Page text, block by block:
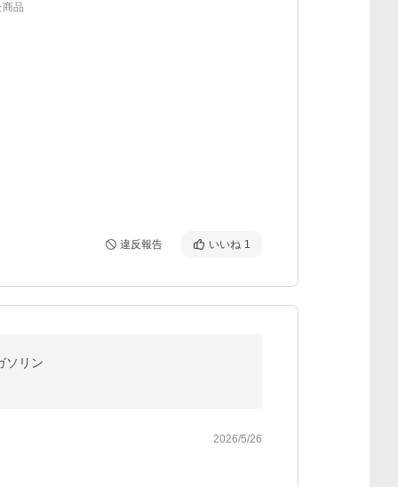
品
違反報告 いいね 1
ソリン
2026/5/26